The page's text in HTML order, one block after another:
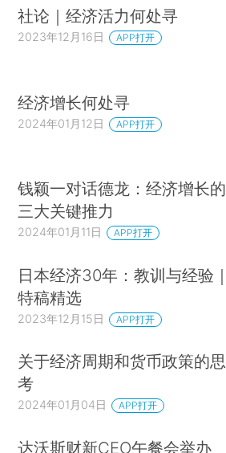
社论｜经济活力何处寻
2023年12月16日 APP打开
经济增长何处寻
2024年01月12日 APP打开
钱颖一对话德龙：经济增长的
三大关键推力
2024年01月11日 APP打开
日本经济30年：教训与经验｜
特稿精选
2023年12月15日 APP打开
关于经济周期和货币政策的思
考
2024年01月04日 APP打开
达沃斯财新CEO午餐会举办